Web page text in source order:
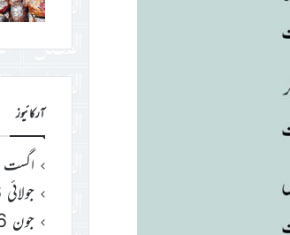
آرکائیوز
اگست 2026
جولائی 2026
جون 2026